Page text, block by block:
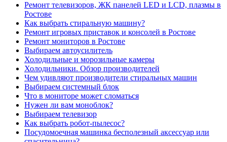
Ремонт телевизоров, ЖК панелей LED и LCD, плазмы в
Ростове
Как выбрать стиральную машину?
Ремонт игровых приставок и консолей в Ростове
Ремонт мониторов в Ростове
Выбираем автоусилитель
Холодильные и морозильные камеры
Холодильники. Обзор производителей
Чем удивляют производители стиральных машин
Выбираем системный блок
Что в мониторе может сломаться
Нужен ли вам моноблок?
Выбираем телевизор
Как выбрать робот-пылесос?
Посудомоечная машинка бесполезный аксессуар или